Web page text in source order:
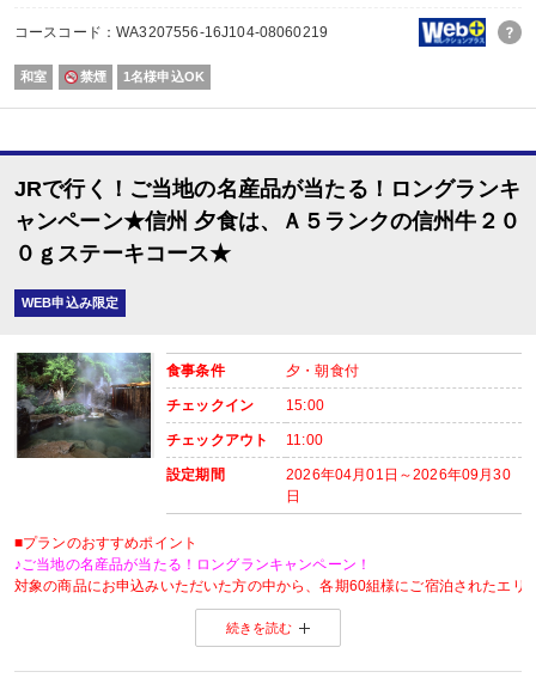
【2名1室でご利用の場合】 おとな1名＋こどもA/B1名OK♪
2名1室ご利用の場合、
おとな1名＋こども1名ご利用でも、お子様はこども代金でOK♪
■夕食
場所:
レストラン（鹿鳴又は白雲）
内容:
■朝食
内容:
時間：7:30～9：00 最終開始時間8:30
コースコード：WA3207556-16J104-08060219
和室 禁煙 1名様申込OK
JRで行く！ご当地の名産品が当たる！ロングランキ
ャンペーン★信州 夕食は、Ａ５ランクの信州牛２０
０ｇステーキコース★
WEB申込み限定
食事条件 夕・朝食付
チェックイン 15:00
チェックアウト 11:00
設定期間
2026年04月01日～2026年09月30
日
■プランのおすすめポイント
♪ご当地の名産品が当たる！ロングランキャンペーン！
対象の商品にお申込みいただいた方の中から、各期60組様にご宿泊されたエリ
※当選した方には各期終了後の翌月中旬頃にメールにてご連絡いたします。
当選した場合は、ご当地名産品発送のため、お客様の氏名・住所・電話番号
ご当地名産品発送以外の目的では使用いたしません。
※「＠nta.co.jp」よりメールをお送りいたしますので、ドメイン受信設定を
続きを読む